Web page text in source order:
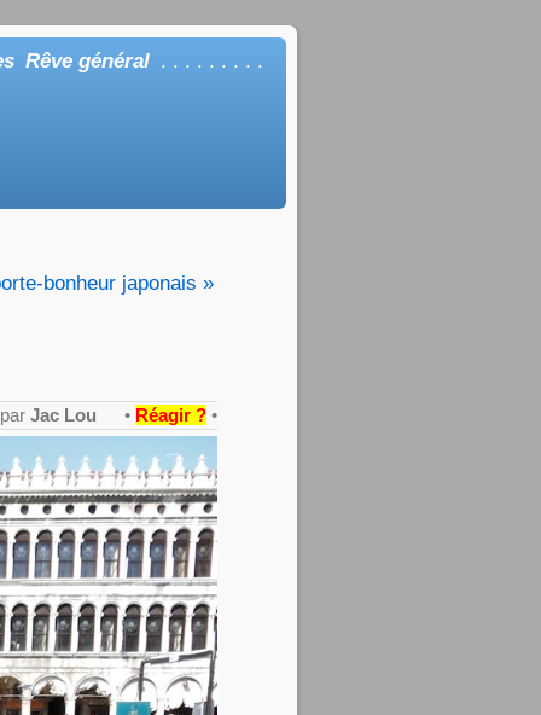
Rêve général . . . . . . . . .
bonheur japonais »
parJac Lou • Réagir ? •